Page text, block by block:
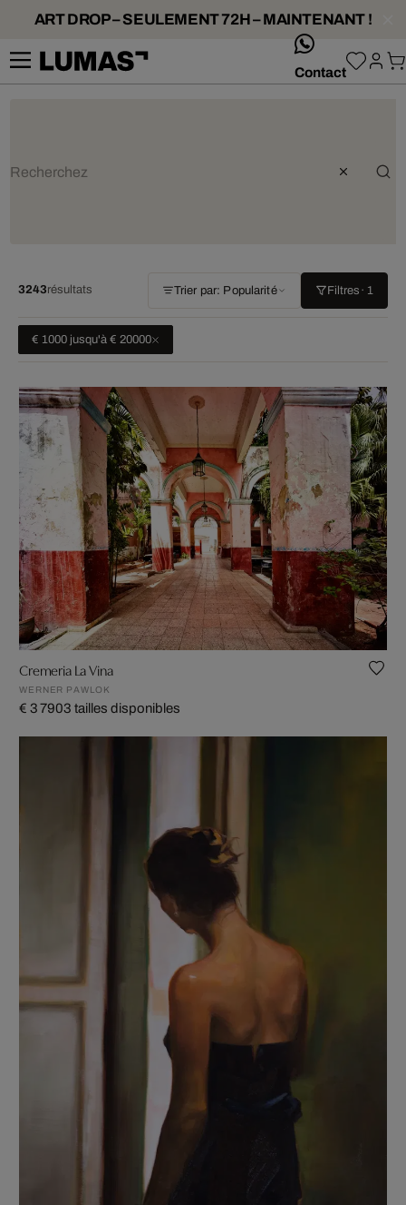
ART DROP – SEULEMENT 72H – MAINTENANT !
Contact
3243résultats Trier par: Popularité Filtres · 1
€ 1000 jusqu'à € 20000
Cremeria La Vina
WERNER PAWLOK
€ 3 7903 tailles disponibles